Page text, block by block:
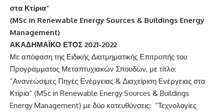
στα Κτίρια”
(MSc in Renewable Energy Sources & Buildings Energy
Management)
ΑΚΑΔΗΜΑΪΚΟ ΕΤΟΣ 2021-2022
Με απόφαση της Ειδικής Διατμηματικής Επιτροπής του
Προγράμματος Μεταπτυχιακών Σπουδών, με τίτλο:
“Ανανεώσιμες Πηγές Ενέργειας & Διαχείριση Ενέργειας στα
Κτίρια” (MSc in Renewable Energy Sources & Buildings
Energy Management) με δύο κατευθύνσεις: “Τεχνολογίες